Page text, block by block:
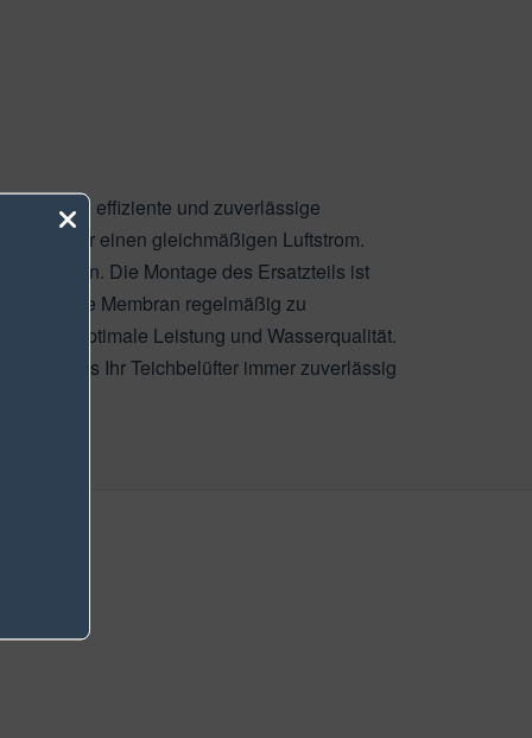
die effiziente und zuverlässige
sorgt für einen gleichmäßigen Luftstrom.
werden. Die Montage des Ersatzteils ist
die Membran regelmäßig zu
für optimale Leistung und Wasserqualität.
dass Ihr Teichbelüfter immer zuverlässig